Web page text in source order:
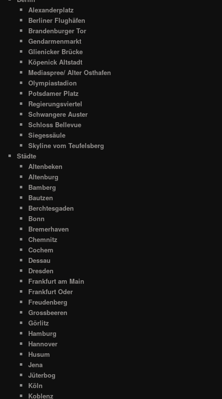
Alexanderplatz
Berliner Flughäfen
Brandenburger Tor
Gendarmenmarkt
Glienicker Brücke
Köpenick Altstadt
Mediaspree/ Alter Osthafen
Olympiastadion
Potsdamer Platz
Regierungsviertel
Schwangere Auster
Schloss Bellevue
Siegessäule
Skyline vom Teufelsberg
Städte
Altenbeken
Altenburg
Bamberg
Bautzen
Berchtesgaden
Bonn
Bremerhaven
Chemnitz
Cochem
Dessau
Dresden
Frankfurt am Main
Frankfurt Oder
Freudenberg
Grossbeeren
Görlitz
Hamburg
Hannover
Husum
Jena
Jüterbog
Köln
Koblenz